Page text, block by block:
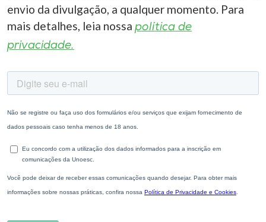
envio da divulgação, a qualquer momento. Para
mais detalhes, leia nossa política de
privacidade.